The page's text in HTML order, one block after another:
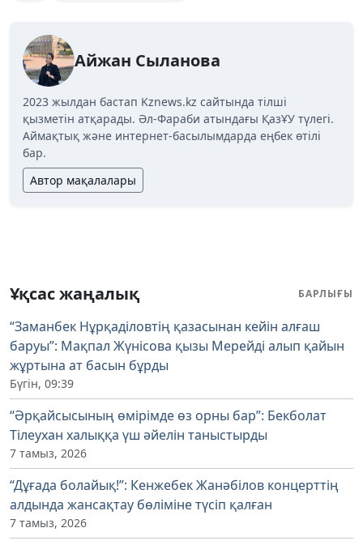
Айжан Сыланова
2023 жылдан бастап Kznews.kz сайтында тілші
қызметін атқарады. Әл-Фараби атындағы ҚазҰУ түлегі.
Аймақтық және интернет-басылымдарда еңбек өтілі
бар.
Автор мақалалары
Ұқсас жаңалық БАРЛЫҒЫ
“Заманбек Нұрқаділовтің қазасынан кейін алғаш
баруы”: Мақпал Жүнісова қызы Мерейді алып қайын
жұртына ат басын бұрды
Бүгін, 09:39
“Әрқайсысының өмірімде өз орны бар”: Бекболат
Тілеухан халыққа үш әйелін таныстырды
7 тамыз, 2026
“Дұғада болайық!”: Кенжебек Жанәбілов концерттің
алдында жансақтау бөліміне түсіп қалған
7 тамыз, 2026